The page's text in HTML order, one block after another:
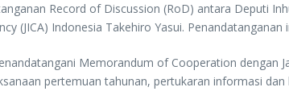
Record of Discussion (RoD) antara Deputi
(JICA) Indonesia Takehiro Yasui.
Memorandum of Cooperation dengan
pertemuan tahunan, pertukaran informasi